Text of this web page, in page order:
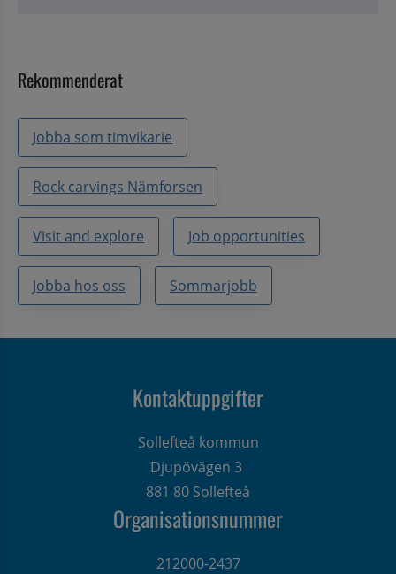
Rekommenderat
Jobba som timvikarie
Rock carvings Nämforsen
Visit and explore Job opportunities
Jobba hos oss Sommarjobb
Kontaktuppgifter
Sollefteå kommun
Djupövägen 3
881 80 Sollefteå
Organisationsnummer
212000-2437